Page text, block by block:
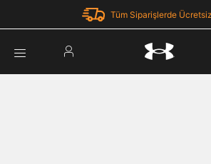
Tüm Siparişlerde
Parola Yenileme